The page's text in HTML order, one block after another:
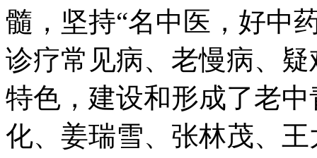
髓，坚持“名中医，好中
诊疗常见病、老慢病、
特色，建设和形成了老
化、姜瑞雪、张林茂、